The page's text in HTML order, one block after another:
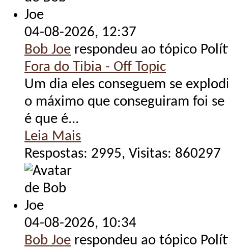
04-08-2026, 12:37
Bob Joe respondeu ao tópico
Fora do Tibia - Off Topic
Um dia eles conseguem se
o máximo que conseguiram foi
é que é...
Leia Mais
Respostas: 2995, Visitas: 860297
04-08-2026, 10:34
Bob Joe respondeu ao tópico